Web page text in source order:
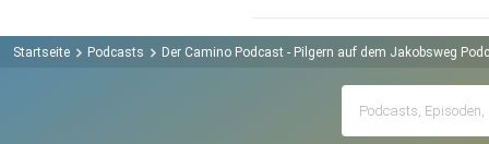
Startseite Podcasts Der Camino Podcast - Pilgern auf dem Jakobsweg